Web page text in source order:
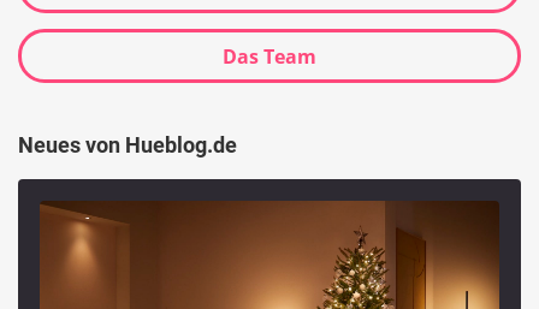
Das Team
Neues von Hueblog.de